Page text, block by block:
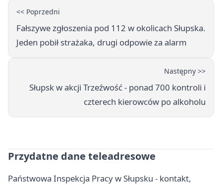
<< Poprzedni
Fałszywe zgłoszenia pod 112 w okolicach Słupska.
Jeden pobił strażaka, drugi odpowie za alarm
Następny >>
Słupsk w akcji Trzeźwość - ponad 700 kontroli i
czterech kierowców po alkoholu
Przydatne dane teleadresowe
Państwowa Inspekcja Pracy w Słupsku - kontakt,